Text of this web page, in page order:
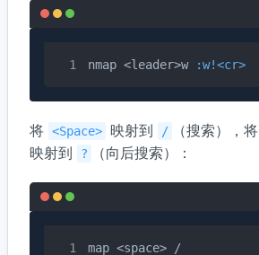
nmap <leader>w :w!<cr>
将 <Space> 映射到 / （搜索），将
映射到 ? （向后搜索）：
map <space> /